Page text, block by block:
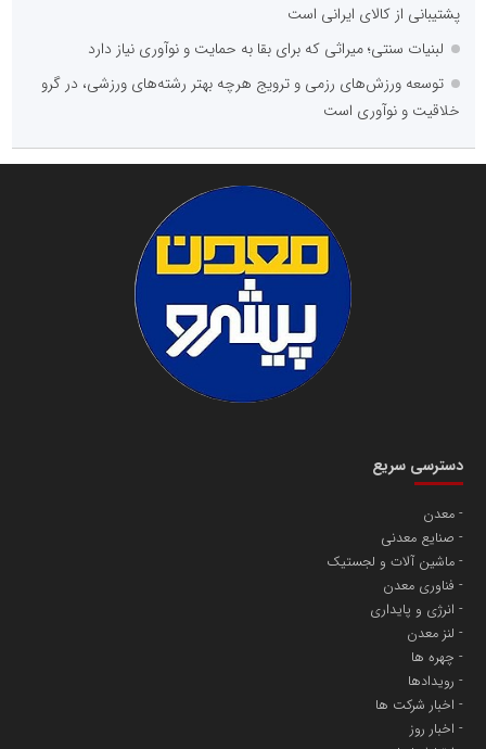
پشتیبانی از کالای ایرانی است
لبنیات سنتی؛ میراثی که برای بقا به حمایت و نوآوری نیاز دارد
توسعه ورزش‌های رزمی و ترویج هرچه بهتر رشته‌های ورزشی، در گرو
خلاقیت و نوآوری است
دسترسی سریع
معدن
صنایع معدنی
ماشین آلات و لجستیک
فناوری معدن
انرژی و پایداری
لنز معدن
چهره ها
رویدادها
اخبار شرکت ها
اخبار روز